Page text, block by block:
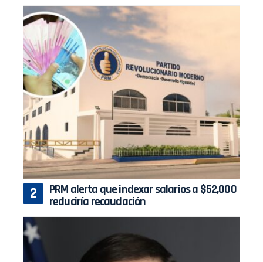
PRM alerta que indexar salarios a $52,000
reduciría recaudación